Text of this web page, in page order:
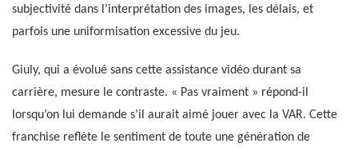
subjectivité dans l’interprétation des images, les délais, et
parfois une uniformisation excessive du jeu.
Giuly, qui a évolué sans cette assistance vidéo durant sa
carrière, mesure le contraste. « Pas vraiment » répond-il
lorsqu’on lui demande s’il aurait aimé jouer avec la VAR. Cette
franchise reflète le sentiment de toute une génération de